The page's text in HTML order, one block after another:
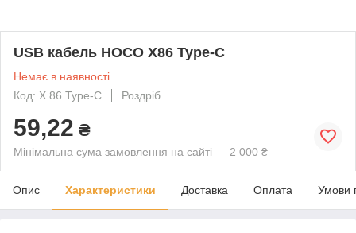
USB кабель HOCO X86 Type-C
Немає в наявності
Код: X 86 Type-C
Роздріб
59,22 ₴
Мінімальна сума замовлення на сайті — 2 000 ₴
Опис Характеристики Доставка Оплата Умови